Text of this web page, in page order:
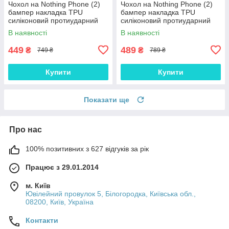
Чохол на Nothing Phone (2)
бампер накладка TPU
силіконовий протиударний
СОФТ-ТАЧ "SILC-SOFT"
В наявності
449 ₴ 749 ₴
Купити
Чохол на Nothing Phone (2)
бампер накладка TPU
силіконовий протиударний
глянсовий "GLAME-S"
В наявності
489 ₴ 789 ₴
Купити
Показати ще
Про нас
100% позитивних з 627 відгуків за рік
Працює з 29.01.2014
м. Київ
Ювілейний провулок 5, Білогородка, Київська обл.,
08200, Київ, Україна
Контакти